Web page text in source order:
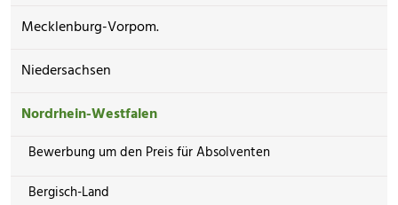
Mecklenburg-Vorpom.
Niedersachsen
Nordrhein-Westfalen
Bewerbung um den Preis für Absolventen
Bergisch-Land